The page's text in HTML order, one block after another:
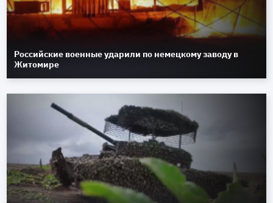
Российские военные ударили по немецкому заводу в
Житомире